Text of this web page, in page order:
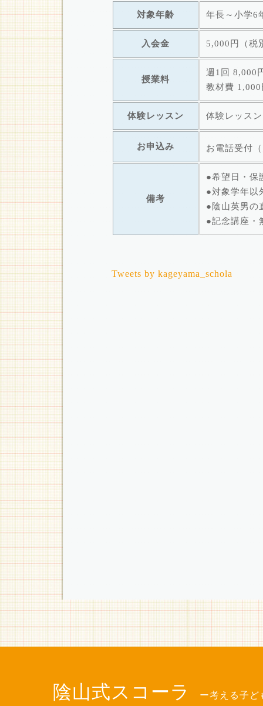
対象年齢 年長～小学6
入会金 5,000円（税
授業料
週1回 8,000
教材費
体験レッスン 体験レッス
お申込み お電話受付
備考
●希望日・保
●対象学年以
●陰山英男の
●記念講座・
Tweets by kageyama_schola
陰山式スコーラ ー考える子ど